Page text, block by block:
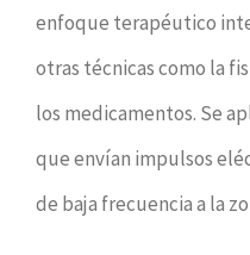
enfoque terapéutico
otras técnicas como la
los medicamentos. Se
que envían impulsos
de baja frecuencia a la